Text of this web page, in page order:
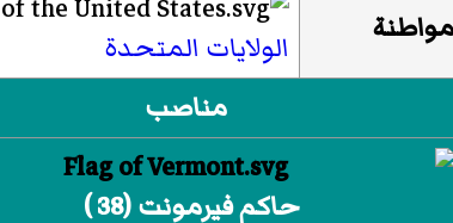
مواطنة
الولايات المتحدة
مناصب
حاكم فيرمونت (38 )